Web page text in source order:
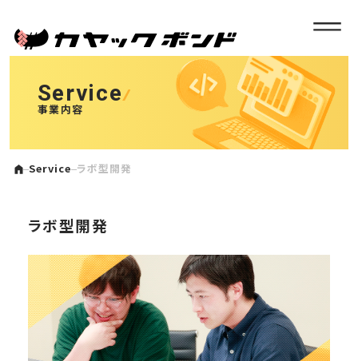
Service
事業内容
Service ラボ型開発
ラボ型開発